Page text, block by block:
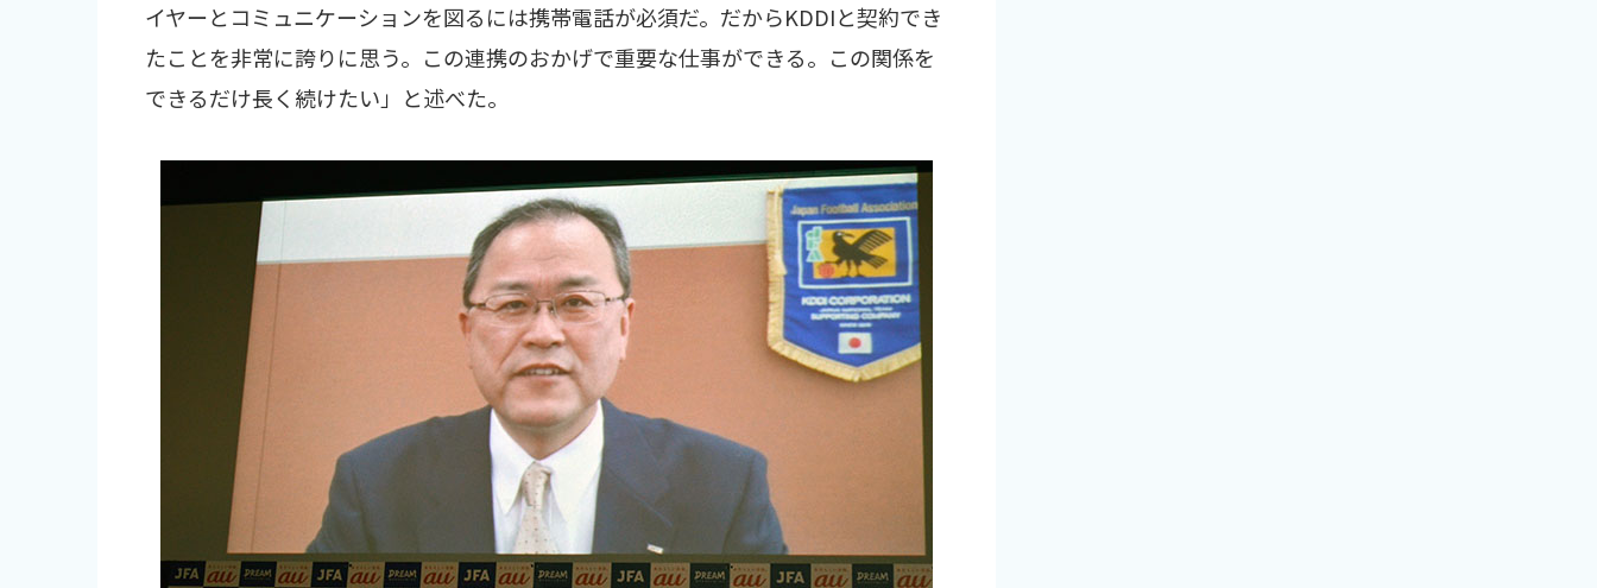
イヤーとコミュニケーションを図るには携帯電話が必須だ。だからKDDIと契約でき
たことを非常に誇りに思う。この連携のおかげで重要な仕事ができる。この関係を
できるだけ長く続けたい」と述べた。